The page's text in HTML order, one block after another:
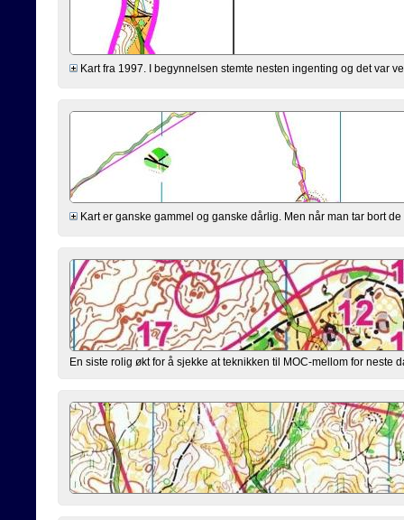
Kart fra 1997. I begynnelsen stemte nesten ingenting og det var
Kart er ganske gammel og ganske dårlig. Men når man tar bort
En siste rolig økt for å sjekke at teknikken til MOC-mellom for neste